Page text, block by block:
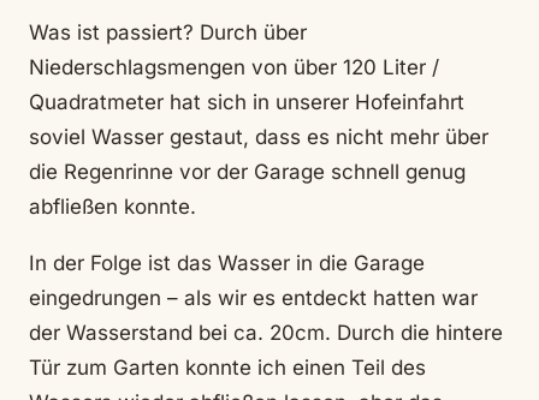
Was ist passiert? Durch über
Niederschlagsmengen von über 120 Liter /
Quadratmeter hat sich in unserer Hofeinfahrt
soviel Wasser gestaut, dass es nicht mehr über
die Regenrinne vor der Garage schnell genug
abfließen konnte.
In der Folge ist das Wasser in die Garage
eingedrungen – als wir es entdeckt hatten war
der Wasserstand bei ca. 20cm. Durch die hintere
Tür zum Garten konnte ich einen Teil des